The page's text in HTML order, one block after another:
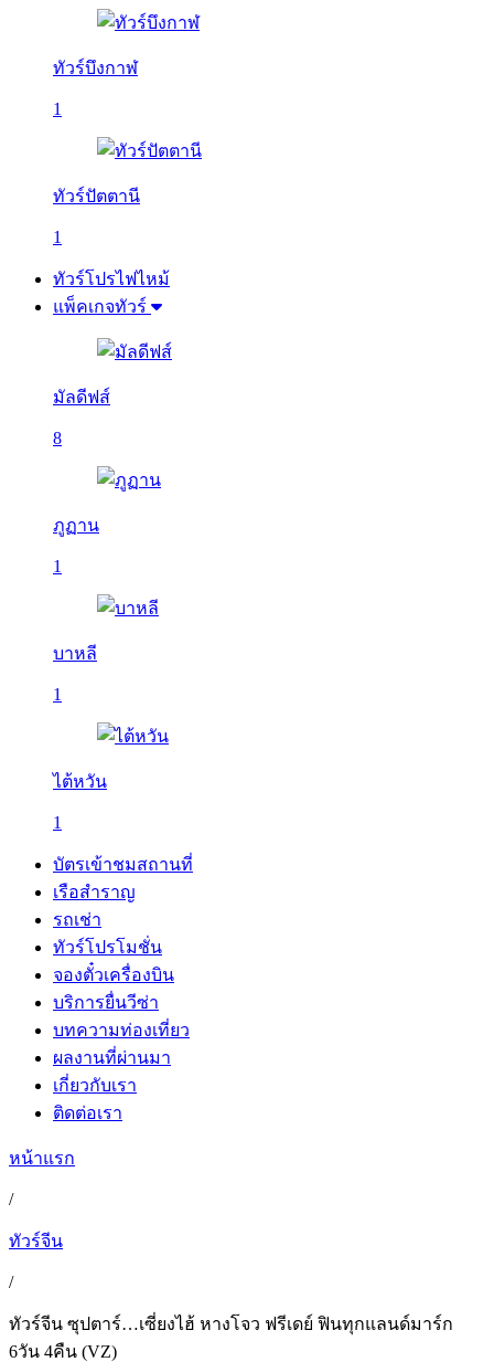
ทัวร์บึงกาฬ
1
ทัวร์ปัตตานี
1
ทัวร์โปรไฟไหม้
แพ็คเกจทัวร์
มัลดีฟส์
8
ภูฏาน
1
บาหลี
1
ไต้หวัน
1
บัตรเข้าชมสถานที่
เรือสำราญ
รถเช่า
ทัวร์โปรโมชั่น
จองตั๋วเครื่องบิน
บริการยื่นวีซ่า
บทความท่องเที่ยว
ผลงานที่ผ่านมา
เกี่ยวกับเรา
ติดต่อเรา
หน้าแรก
/
ทัวร์จีน
/
ทัวร์จีน ซุปตาร์…เซี่ยงไฮ้ หางโจว ฟรีเดย์ ฟินทุกแลนด์มาร์ก
6วัน 4คืน (VZ)